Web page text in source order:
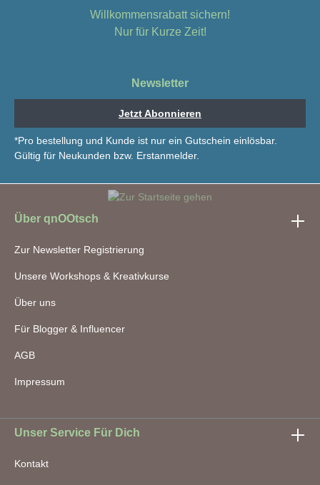
Willkommensrabatt sichern!
Nur für Kurze Zeit!
Newsletter
Jetzt Abonnieren
*Pro bestellung und Kunde ist nur ein Gutschein einlösbar.
Gültig für Neukunden bzw. Erstanmelder.
Über qnOOtsch
Zur Newsletter Registrierung
Unsere Workshops & Kreativkurse
Über uns
Für Blogger & Influencer
AGB
Impressum
Unser Service Für Dich
Kontakt